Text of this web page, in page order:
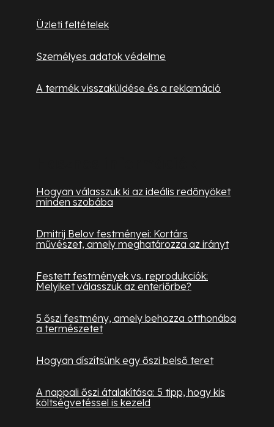
Üzleti feltételek
Személyes adatok védelme
A termék visszaküldése és a reklamáció
Hogyan válasszuk ki az ideális redőnyöket
minden szobába
Dmitrij Belov festményei: Kortárs
művészet, amely meghatározza az irányt
Festett festmények vs. reprodukciók:
Melyiket válasszuk az enteriőrbe?
5 őszi festmény, amely behozza otthonába
a természetet
Hogyan díszítsünk egy őszi belső teret
A nappali őszi átalakítása: 5 tipp, hogy kis
költségvetéssel is kezeld